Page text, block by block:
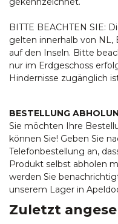
BITTE BEACHTEN SIE:
gelten innerhalb von NL,
auf den Inseln. Bitte
nur im Erdgeschoss
Hindernisse zugänglich
BESTELLUNG
Sie möchten Ihre
können Sie! Geben Sie
Telefonbestellung an,
Produkt selbst abholen
werden Sie
unserem Lager in
Zuletzt